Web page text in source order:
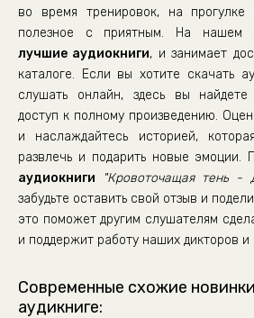
во время тренировок, на
полезное с приятным. На нашем
лучшие аудиокниги, и занимает
каталоге. Если вы хотите скачать
слушать онлайн, здесь вы
доступ к полному произведению.
и наслаждайтесь историей,
развлечь и подарить новые эмоции.
аудиокниги
"Кровоточащая тень -
забудьте оставить свой отзыв и
это поможет другим слушателям
и поддержит работу наших дикторов и
Современные схожие
аудикниге: